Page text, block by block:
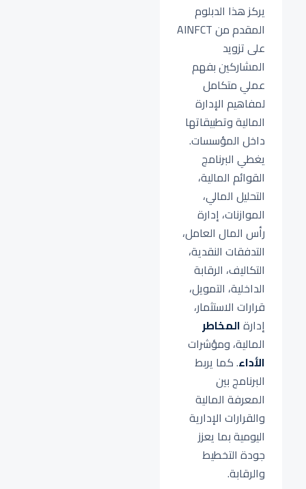
يركز هذا الدبلوم
المقدم من AINFCT
على تزويد
المشاركين بفهم
عملي متكامل
لمفاهيم الإدارة
المالية وتطبيقاتها
داخل المؤسسات.
يغطي البرنامج
القوائم المالية،
التحليل المالي،
الموازنات، إدارة
رأس المال العامل،
التدفقات النقدية،
التكاليف، الرقابة
الداخلية، التمويل،
قرارات الاستثمار،
إدارةالمخاطر
المالية، ومؤشرات
الأداء. كما يربط
البرنامج بين
المعرفة المالية
والقرارات الإدارية
اليومية بما يعزز
جودة التخطيط
والرقابة.